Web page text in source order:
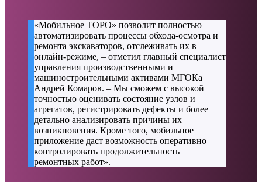
«Мобильное ТОРО» позволит полностью
автоматизировать процессы обхода-осмотра и
ремонта экскаваторов, отслеживать их в
онлайн-режиме, – отметил главный специалист
управления производственными и
машиностроительными активами МГОКа
Андрей Комаров. – Мы сможем с высокой
точностью оценивать состояние узлов и
агрегатов, регистрировать дефекты и более
детально анализировать причины их
возникновения. Кроме того, мобильное
приложение даст возможность оперативно
контролировать продолжительность
ремонтных работ».